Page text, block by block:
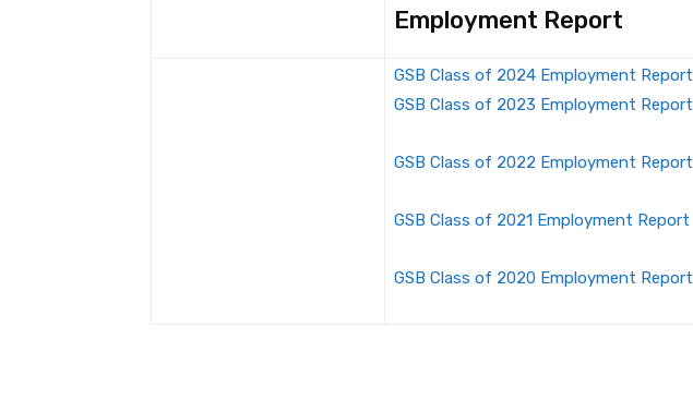
Employment Report
GSB Class of 2024 Employment Report
GSB Class of 2023 Employment Report
GSB Class of 2022 Employment Report
GSB Class of 2021 Employment Report
GSB Class of 2020 Employment Report